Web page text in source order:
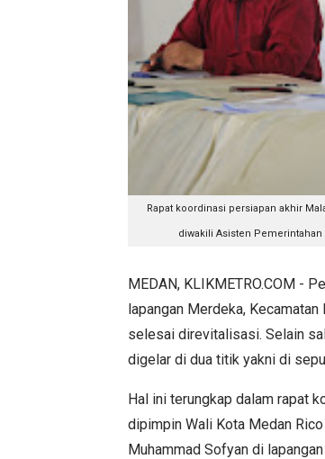
Rapat koordinasi persiapan akhir
diwakili Asisten
MEDAN, KLIKMETRO.COM -
lapangan Merdeka,
selesai direvitalisasi. Selain
digelar di dua titik yakni di
Hal ini terungkap dalam rapat
dipimpin Wali Kota Medan
Muhammad Sofyan di